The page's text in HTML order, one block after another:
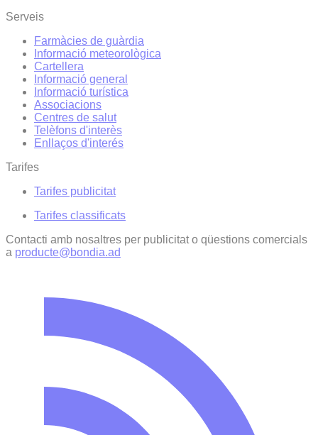
Serveis
Farmàcies de guàrdia
Informació meteorològica
Cartellera
Informació general
Informació turística
Associacions
Centres de salut
Telèfons d'interès
Enllaços d'interés
Tarifes
Tarifes publicitat
Tarifes classificats
Contacti amb nosaltres per publicitat o qüestions comercials
a producte@bondia.ad